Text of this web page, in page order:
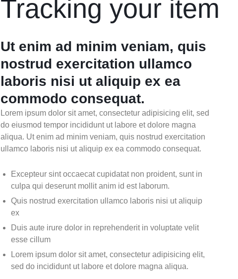
Tracking your item
Ut enim ad minim veniam, quis
nostrud exercitation ullamco
laboris nisi ut aliquip ex ea
commodo consequat.
Lorem ipsum dolor sit amet, consectetur adipisicing elit, sed
do eiusmod tempor incididunt ut labore et dolore magna
aliqua. Ut enim ad minim veniam, quis nostrud exercitation
ullamco laboris nisi ut aliquip ex ea commodo consequat.
Excepteur sint occaecat cupidatat non proident, sunt in
culpa qui deserunt mollit anim id est laborum.
Quis nostrud exercitation ullamco laboris nisi ut aliquip
ex
Duis aute irure dolor in reprehenderit in voluptate velit
esse cillum
Lorem ipsum dolor sit amet, consectetur adipisicing elit,
sed do incididunt ut labore et dolore magna aliqua.